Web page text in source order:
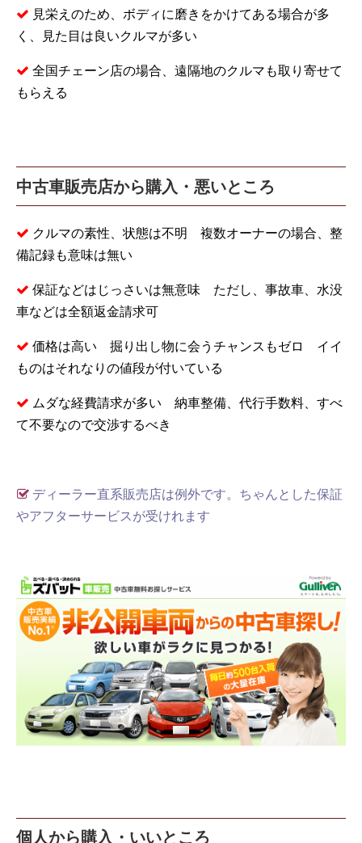
見栄えのため、ボディに磨きをかけてある場合が多
く、見た目は良いクルマが多い
全国チェーン店の場合、遠隔地のクルマも取り寄せて
もらえる
中古車販売店から購入・悪いところ
クルマの素性、状態は不明 複数オーナーの場合、整
備記録も意味は無い
保証などはじっさいは無意味 ただし、事故車、水没
車などは全額返金請求可
価格は高い 掘り出し物に会うチャンスもゼロ イイ
ものはそれなりの値段が付いている
ムダな経費請求が多い 納車整備、代行手数料、すべ
て不要なので交渉するべき
ディーラー直系販売店は例外です。ちゃんとした保証
やアフターサービスが受けれます
個人から購入・いいところ